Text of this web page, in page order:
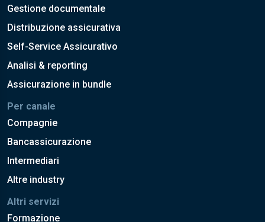
Gestione documentale
Distribuzione assicurativa
Self-Service Assicurativo
Analisi & reporting
Assicurazione in bundle
Per canale
Compagnie
Bancassicurazione
Intermediari
Altre industry
Altri servizi
Formazione